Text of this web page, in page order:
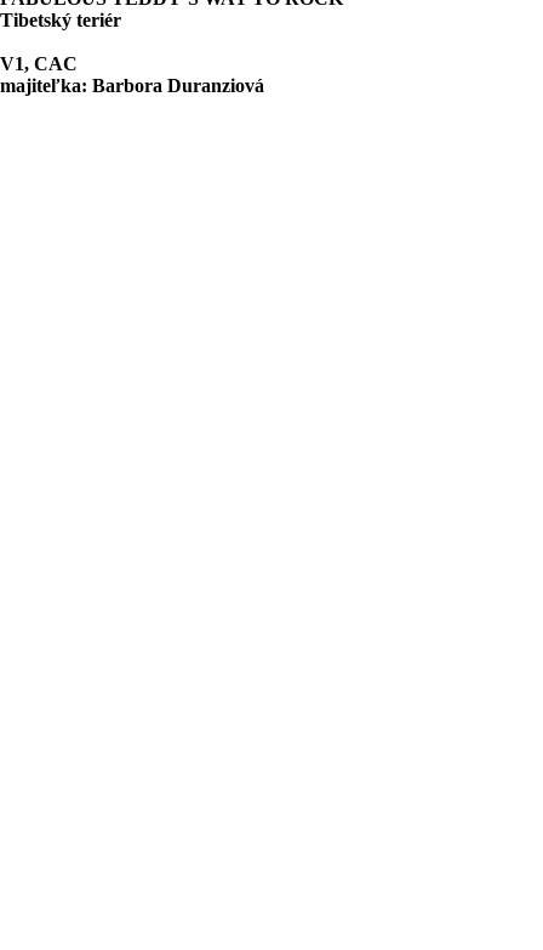
Tibetský teriér
V1, CAC
majiteľka: Barbora Duranziová